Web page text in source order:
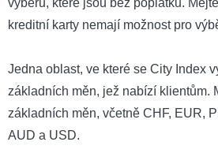
výběrů, které jsou bez poplatků.
kreditní karty nemají možnost pro
Jedna oblast, ve které se City Index
základních měn, jež nabízí klientům.
základních měn, včetně CHF, EUR,
AUD a USD.